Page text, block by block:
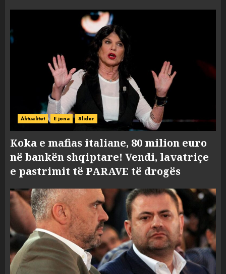
Aktualitet E jona Slider
Koka e mafias italiane, 80 milion euro
në bankën shqiptare! Vendi, lavatriçe
e pastrimit të PARAVE të drogës